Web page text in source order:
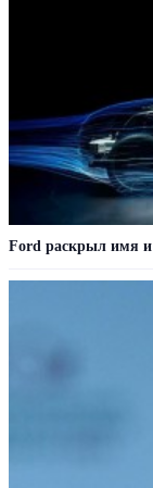
Ford раскрыл имя и